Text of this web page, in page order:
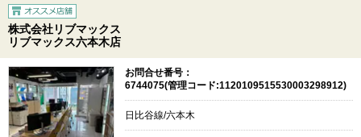
株式会社リブマックス
リブマックス六本木店
お問合せ番号：
6744075(管理コード:1120109515530003298912)
日比谷線/六本木